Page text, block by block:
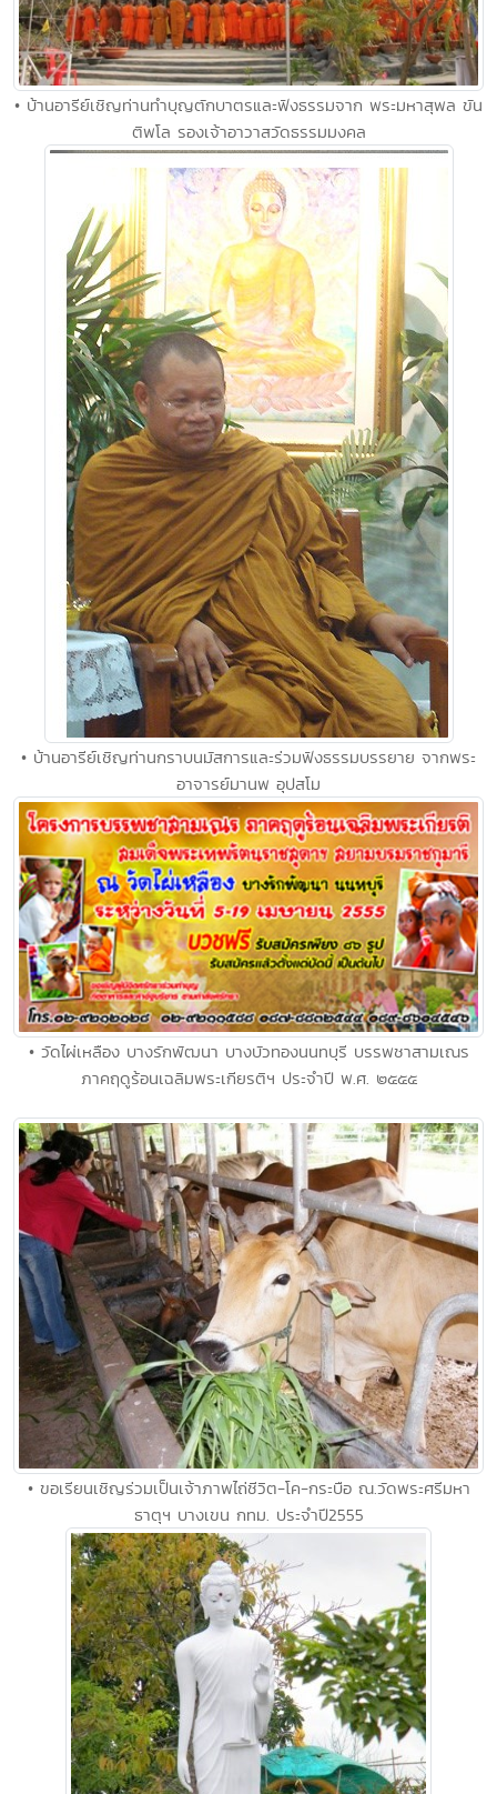
• บ้านอารีย์เชิญท่านทำบุญตักบาตรและฟังธรรมจาก พระมหาสุพล ขัน
ติพโล รองเจ้าอาวาสวัดธรรมมงคล
• บ้านอารีย์เชิญท่านกราบนมัสการและร่วมฟังธรรมบรรยาย จากพระ
อาจารย์มานพ อุปสโม
• วัดไผ่เหลือง บางรักพัฒนา บางบัวทองนนทบุรี บรรพชาสามเณร
ภาคฤดูร้อนเฉลิมพระเกียรติฯ ประจำปี พ.ศ. ๒๕๕๕
• ขอเรียนเชิญร่วมเป็นเจ้าภาพไถ่ชีวิต-โค-กระบือ ณ.วัดพระศรีมหา
ธาตุฯ บางเขน กทม. ประจำปี2555